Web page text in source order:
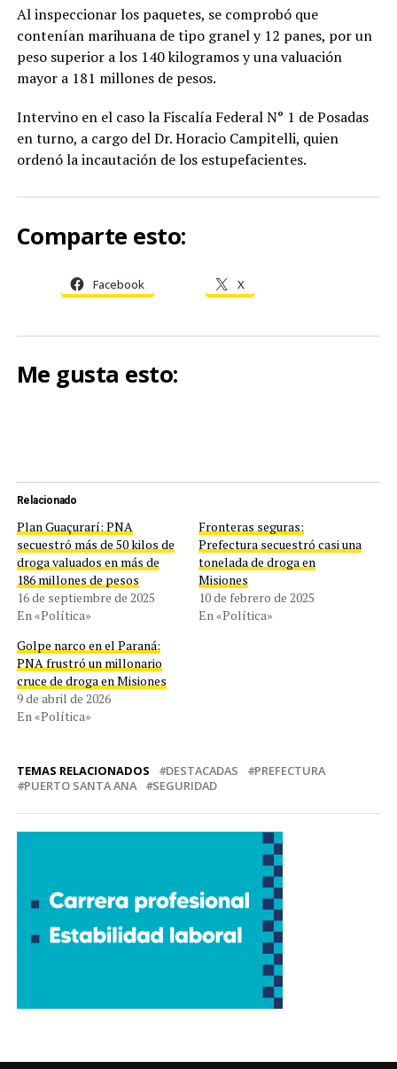
Al inspeccionar los paquetes, se comprobó que
contenían marihuana de tipo granel y 12 panes, por un
peso superior a los 140 kilogramos y una valuación
mayor a 181 millones de pesos.
Intervino en el caso la Fiscalía Federal N° 1 de Posadas
en turno, a cargo del Dr. Horacio Campitelli, quien
ordenó la incautación de los estupefacientes.
Comparte esto:
Facebook X
Me gusta esto:
Relacionado
Plan Guaçurarí: PNA
secuestró más de 50 kilos de
droga valuados en más de
186 millones de pesos
16 de septiembre de 2025
En «Política»
Fronteras seguras:
Prefectura secuestró casi una
tonelada de droga en
Misiones
10 de febrero de 2025
En «Política»
Golpe narco en el Paraná:
PNA frustró un millonario
cruce de droga en Misiones
9 de abril de 2026
En «Política»
TEMAS RELACIONADOS DESTACADAS
PREFECTURA
PUERTO SANTA ANA
SEGURIDAD